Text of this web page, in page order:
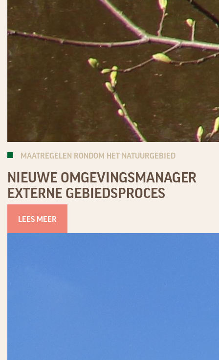
MAATREGELEN RONDOM HET NATUURGEBIED
NIEUWE OMGEVINGSMANAGER
EXTERNE GEBIEDSPROCES
LEES MEER